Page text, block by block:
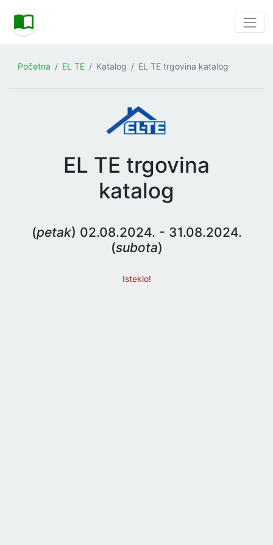
Početna EL TE Katalog EL TE trgovina katalog
EL TE trgovina
katalog
(petak) 02.08.2024. - 31.08.2024.
(subota)
Isteklo!